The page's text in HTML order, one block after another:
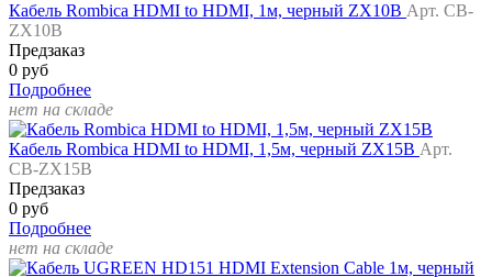
Кабель Rombica HDMI to HDMI, 1м, черный ZX10B Арт. CB-
ZX10B
Предзаказ
0 руб
Подробнее
нет на складе
Кабель Rombica HDMI to HDMI, 1,5м, черный ZX15B Арт.
CB-ZX15B
Предзаказ
0 руб
Подробнее
нет на складе